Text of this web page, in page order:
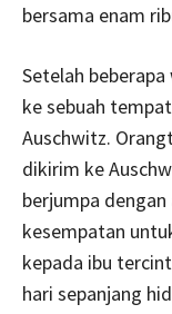
bersama enam
Setelah
ke sebuah
Auschwitz.
dikirim ke
berjumpa dengan
kesempatan
kepada ibu
hari sepanjang